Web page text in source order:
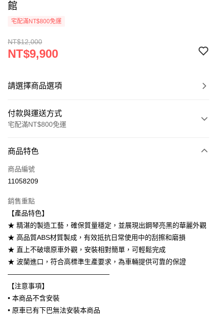
館
宅配滿NT$800免運
NT$12,000
NT$9,900
請選擇商品選項
付款與運送方式
宅配滿NT$800免運
信用卡一次付款
信用卡分期付款
合作金庫商業銀行
華南商業銀行
上海商業儲蓄銀行
台北富邦商業銀行
國泰世華商業銀行
兆豐國際商業銀行
臺灣中小企業銀行
台中商業銀行
匯豐（台灣）商業銀行
華泰商業銀行
聯邦商業銀行
遠東國際商業銀行
玉山商業銀行
台新國際商業銀行
台灣樂天信用卡公司
6 期 0 利率 每期
華南商業銀行
彰化商業銀行
上海商業儲蓄銀行
台北富邦商業銀行
國泰世華商業銀行
兆豐國際商業銀行
臺灣中小企業銀行
台中商業銀行
聯邦商業銀行
元大商業銀行
玉山商業銀行
台新國際商業銀行
LINE Pay
Apple Pay
街口支付
悠遊付
Google Pay
AFTEE先享後付
商品特色
商品編號
11058209
銷售重點
【產品特色】
★ 精湛的製造工藝，確保質量穩定，並展現出鋼琴亮黑的華麗外觀
★ 高品質ABS材質製成，有效抵抗日常使用中的刮擦和磨損
★ 直上不破壞原車外觀，安裝相對簡單，可輕鬆完成
★ 波蘭進口，符合高標準生產要求，為車輛提供可靠的保證
———————————————
【注意事項】
• 本商品不含安裝
• 原車已有下巴無法安裝本商品